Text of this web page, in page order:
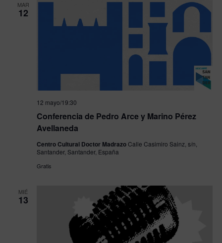
MAR
12
Conferencia de Pedro Arce y Marino Pérez
Avellaneda
12 mayo/19:30
Centro Cultural Doctor MadrazoCalle Casimiro Sainz, s/n,
Santander, Santander, España
Gratis
MIÉ
13